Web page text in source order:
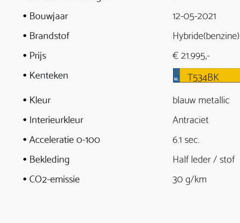
Bouwjaar
12-05-2021
Brandstof
Hybride(benzine)
Prijs
€ 21.995,-
Kenteken
T534BK
Kleur
blauw metallic
Interieurkleur
Antraciet
Acceleratie 0-100
6.1 sec.
Bekleding
Half leder / stof
CO2-emissie
30 g/km